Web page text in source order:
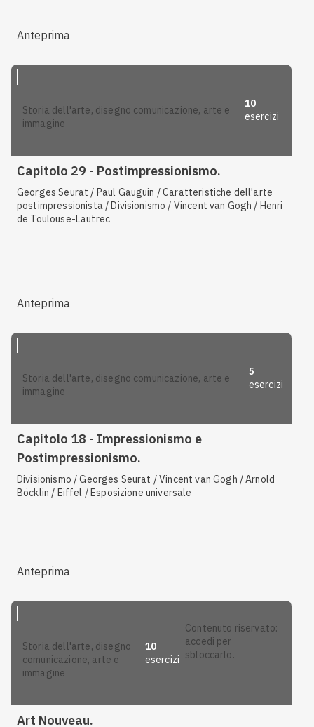
Anteprima
storia dell'arte, disegno comunicazione, arte e
immagine
10
esercizi
Capitolo 29 - Postimpressionismo.
Georges Seurat / Paul Gauguin / Caratteristiche dell'arte
postimpressionista / Divisionismo / Vincent van Gogh / Henri
de Toulouse-Lautrec
Anteprima
storia dell'arte, disegno comunicazione, arte e
immagine
5
esercizi
Capitolo 18 - Impressionismo e
Postimpressionismo.
Divisionismo / Georges Seurat / Vincent van Gogh / Arnold
Böcklin / Eiffel / Esposizione universale
Anteprima
storia dell'arte, disegno
comunicazione, arte e
immagine
10
esercizi
contenuto riservato:
accedi per
sbloccarlo.
Art Nouveau.